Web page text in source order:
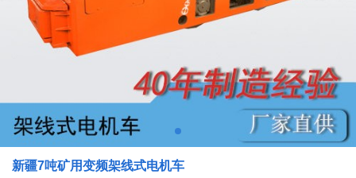
新疆7吨矿用变频架线式电机车